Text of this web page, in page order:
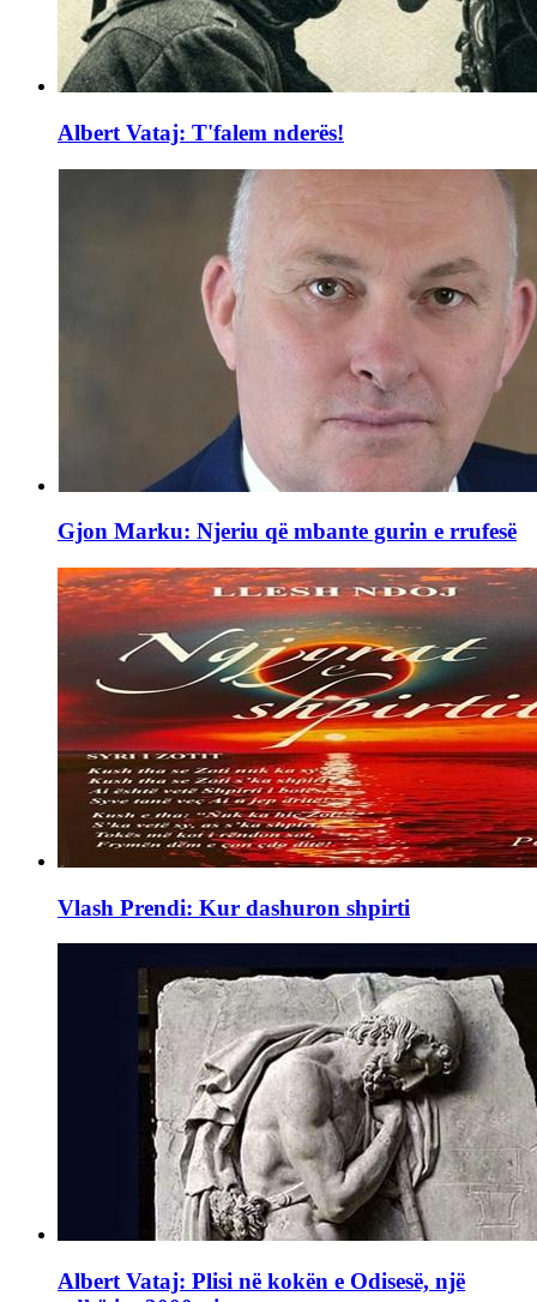
Albert Vataj: T'falem nderës!
Gjon Marku: Njeriu që mbante gurin e rrufesë
Vlash Prendi: Kur dashuron shpirti
Albert Vataj: Plisi në kokën e Odisesë, një